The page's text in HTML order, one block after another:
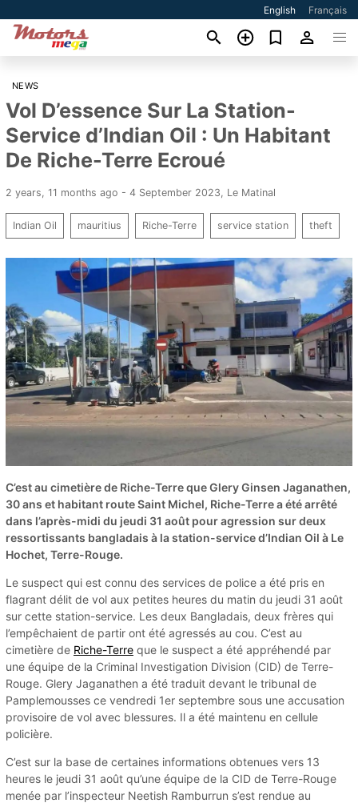
English Français
NEWS
Vol D’essence Sur La Station-
Service d’Indian Oil : Un Habitant
De Riche-Terre Ecroué
2 years, 11 months ago - 4 September 2023 Le Matinal
Indian Oil mauritius Riche-Terre service station theft
C’est au cimetière de Riche-Terre que Glery Ginsen Jaganathen,
30 ans et habitant route Saint Michel, Riche-Terre a été arrêté
dans l’après-midi du jeudi 31 août pour agression sur deux
ressortissants bangladais à la station-service d’Indian Oil à Le
Hochet, Terre-Rouge.
Le suspect qui est connu des services de police a été pris en
flagrant délit de vol aux petites heures du matin du jeudi 31 août
sur cette station-service. Les deux Bangladais, deux frères qui
l’empêchaient de partir ont été agressés au cou. C’est au
cimetière de Riche-Terre que le suspect a été appréhendé par
une équipe de la Criminal Investigation Division (CID) de Terre-
Rouge. Glery Jaganathen a été traduit devant le tribunal de
Pamplemousses ce vendredi 1er septembre sous une accusation
provisoire de vol avec blessures. Il a été maintenu en cellule
policière.
C’est sur la base de certaines informations obtenues vers 13
heures le jeudi 31 août qu’une équipe de la CID de Terre-Rouge
menée par l’inspecteur Neetish Ramburrun s’est rendue au